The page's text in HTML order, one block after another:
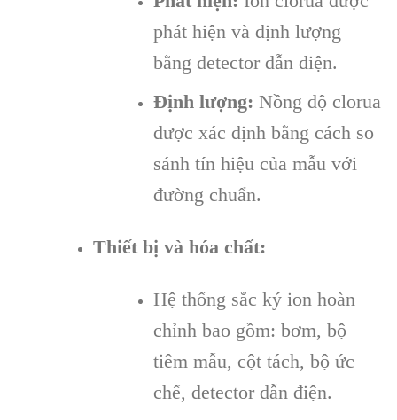
phát hiện và định lượng
bằng detector dẫn điện.
Định lượng: Nồng độ clorua
được xác định bằng cách so
sánh tín hiệu của mẫu với
đường chuẩn.
Thiết bị và hóa chất:
Hệ thống sắc ký ion hoàn
chỉnh bao gồm: bơm, bộ
tiêm mẫu, cột tách, bộ ức
chế, detector dẫn điện.